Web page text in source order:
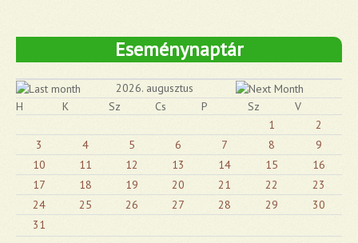
Eseménynaptár
2026. augusztus
H
K Sz Cs P Sz
V
1
2
3
4 5 6 7 8
9
10
11 12 13 14 15
16
17
18 19 20 21 22
23
24
25 26 27 28 29
30
31